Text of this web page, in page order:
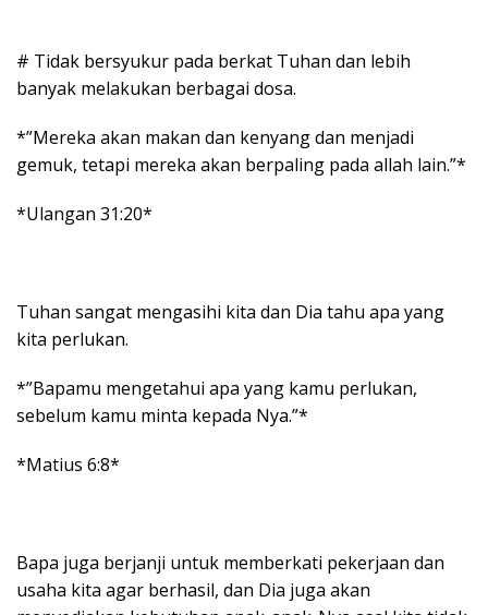
# Tidak bersyukur pada berkat Tuhan dan lebih
banyak melakukan berbagai dosa.
*”Mereka akan makan dan kenyang dan menjadi
gemuk, tetapi mereka akan berpaling pada allah lain.”*
*Ulangan 31:20*
Tuhan sangat mengasihi kita dan Dia tahu apa yang
kita perlukan.
*”Bapamu mengetahui apa yang kamu perlukan,
sebelum kamu minta kepada Nya.”*
*Matius 6:8*
Bapa juga berjanji untuk memberkati pekerjaan dan
usaha kita agar berhasil, dan Dia juga akan